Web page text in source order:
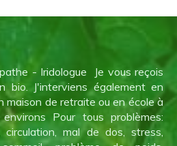
- Iridologue Je vous reçois
bio. J'interviens également en
maison de retraite ou en école à
Pour tous problèmes:
mal de dos, stress,